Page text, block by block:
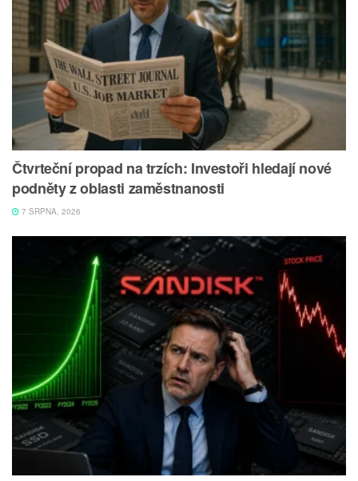
Čtvrteční propad na trzích: Investoři hledají nové
podněty z oblasti zaměstnanosti
7 SRPNA, 2026